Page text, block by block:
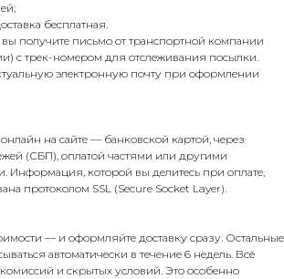
бесплатная.
вы получите письмо от транспортной компании
с трек-номером для отслеживания посылки.
электронную почту при оформлении
на сайте — банковской картой, через
(СБП), оплатой частями или другими
Информация, которой вы делитесь при оплате,
протоколом SSL (Secure Socket Layer).
— и оформляйте доставку сразу. Остальные
автоматически в течение 6 недель. Всё
и скрытых условий. Это особенно